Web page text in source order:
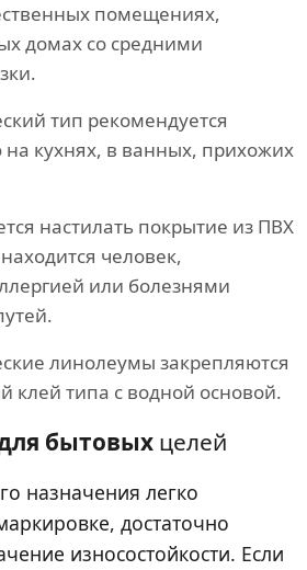
помещениях,
домах со средними
тип рекомендуется
кухнях, в ванных, прихожих
настилать покрытие из ПВХ
человек,
или болезнями
линолеумы закрепляются
клей типа с водной основой.
бытовых целей
назначения легко
достаточно
износостойкости. Если